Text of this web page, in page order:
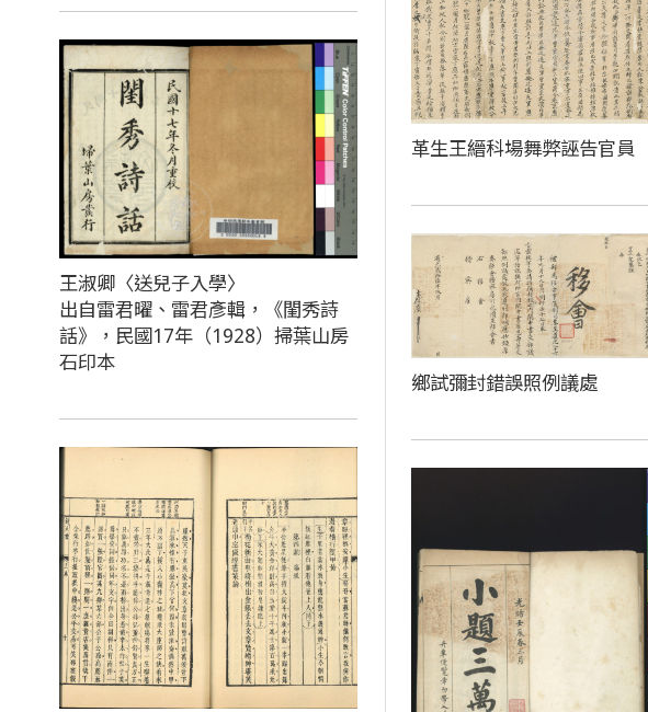
革生王縉科場舞弊誣告官員
王淑卿〈送兒子入學〉
出自雷君曜、雷君彥輯，《閨秀詩
話》，民國17年（1928）掃葉山房
石印本
鄉試彌封錯誤照例議處